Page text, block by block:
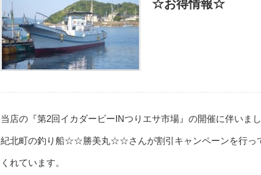
☆お得情報☆
当店の『第2回イカダービーINつりエサ市場』の開催に伴いま
紀北町の釣り船☆☆勝美丸☆☆さんが割引キャンペーンを行っ
くれています。